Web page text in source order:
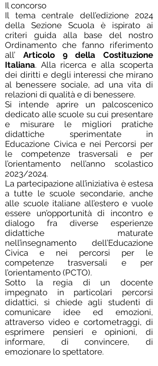
Il concorso
Il tema centrale dell’edizione 2024
della Sezione Scuola è ispirato ai
criteri guida alla base del nostro
Ordinamento che fanno riferimento
all’ Articolo 9 della Costituzione
Italiana. Alla ricerca e alla scoperta
dei diritti e degli interessi che mirano
al benessere sociale, ad una vita di
relazioni di qualità e di benessere.
Si intende aprire un palcoscenico
dedicato alle scuole su cui presentare
e misurare le migliori pratiche
didattiche sperimentate in
Educazione Civica e nei Percorsi per
le competenze trasversali e per
l’orientamento nell’anno scolastico
2023/2024.
La partecipazione all’iniziativa è estesa
a tutte le scuole secondarie, anche
alle scuole italiane all’estero e vuole
essere un’opportunità di incontro e
dialogo fra diverse esperienze
didattiche maturate
nell’insegnamento dell’Educazione
Civica e nei percorsi per le
competenze trasversali e per
l’orientamento (PCTO).
Sotto la regia di un docente
impegnato in particolari percorsi
didattici, si chiede agli studenti di
comunicare idee ed emozioni,
attraverso video e cortometraggi, di
esprimere pensieri e opinioni, di
informare, di convincere, di
emozionare lo spettatore.